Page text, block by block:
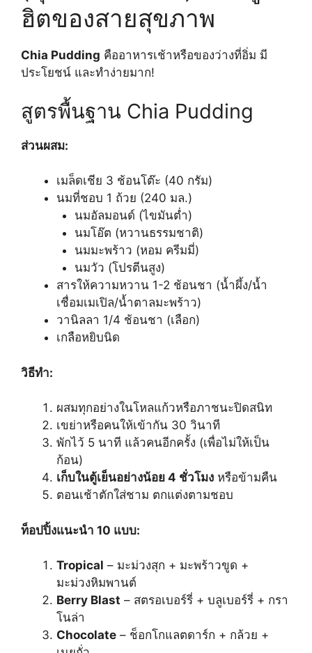
ฮิตของสายสุขภาพ
Chia Pudding คืออาหารเช้าหรือของว่างที่อิ่ม มี
ประโยชน์ และทำง่ายมาก!
สูตรพื้นฐาน Chia Pudding
ส่วนผสม:
เมล็ดเชีย 3 ช้อนโต๊ะ (40 กรัม)
นมที่ชอบ 1 ถ้วย (240 มล.)
นมอัลมอนด์ (ไขมันต่ำ)
นมโอ๊ต (หวานธรรมชาติ)
นมมะพร้าว (หอม ครีมมี่)
นมวัว (โปรตีนสูง)
สารให้ความหวาน 1-2 ช้อนชา (น้ำผึ้ง/น้ำ
เชื่อมเมเปิล/น้ำตาลมะพร้าว)
วานิลลา 1/4 ช้อนชา (เลือก)
เกลือหยิบนิด
วิธีทำ:
ผสมทุกอย่างในโหลแก้วหรือภาชนะปิดสนิท
เขย่าหรือคนให้เข้ากัน 30 วินาที
พักไว้ 5 นาที แล้วคนอีกครั้ง (เพื่อไม่ให้เป็น
ก้อน)
เก็บในตู้เย็นอย่างน้อย 4 ชั่วโมง หรือข้ามคืน
ตอนเช้าตักใส่ชาม ตกแต่งตามชอบ
ท็อปปิ้งแนะนำ 10 แบบ:
Tropical – มะม่วงสุก + มะพร้าวขูด +
มะม่วงหิมพานต์
Berry Blast – สตรอเบอร์รี่ + บลูเบอร์รี่ + กรา
โนล่า
Chocolate – ช็อกโกแลตดาร์ก + กล้วย +